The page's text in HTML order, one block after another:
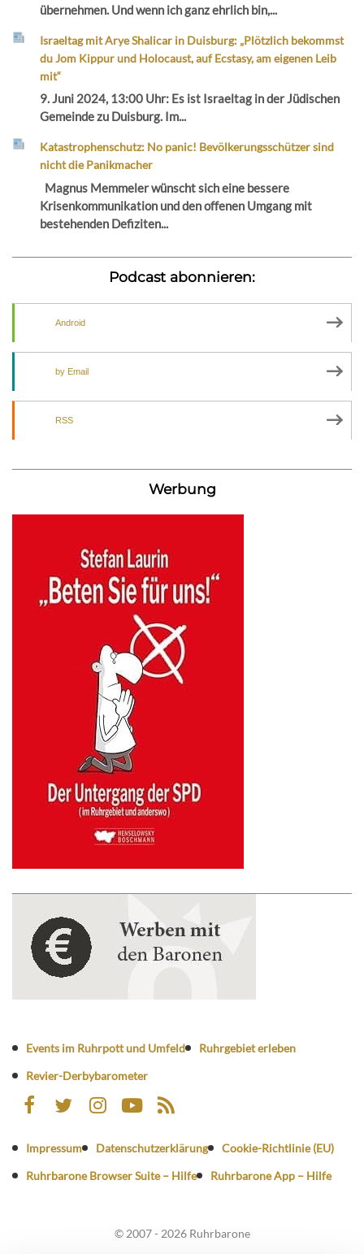
übernehmen. Und wenn ich ganz ehrlich bin,...
Israeltag mit Arye Shalicar in Duisburg: „Plötzlich bekommst
du Jom Kippur und Holocaust, auf Ecstasy, am eigenen Leib
mit“
9. Juni 2024, 13:00 Uhr: Es ist Israeltag in der Jüdischen
Gemeinde zu Duisburg. Im...
Katastrophenschutz: No panic! Bevölkerungsschützer sind
nicht die Panikmacher
Magnus Memmeler wünscht sich eine bessere
Krisenkommunikation und den offenen Umgang mit
bestehenden Defiziten...
Podcast abonnieren:
Android
by Email
RSS
Werbung
Events im Ruhrpott und Umfeld
Ruhrgebiet erleben
Revier-Derbybarometer
Impressum Datenschutzerklärung
Cookie-Richtlinie (EU)
Ruhrbarone Browser Suite – Hilfe
Ruhrbarone App – Hilfe
© 2007 - 2026 Ruhrbarone